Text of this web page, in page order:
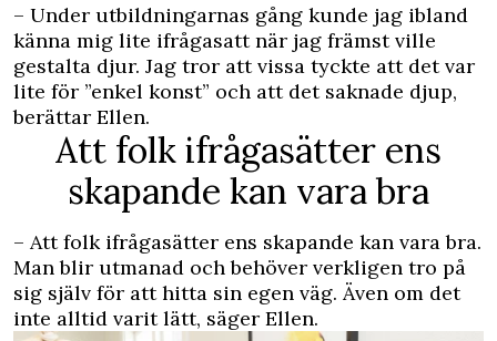
– Under utbildningarnas gång kunde jag ibland
känna mig lite ifrågasatt när jag främst ville
gestalta djur. Jag tror att vissa tyckte att det var
lite för ”enkel konst” och att det saknade djup,
berättar Ellen.
Att folk ifrågasätter ens
skapande kan vara bra
– Att folk ifrågasätter ens skapande kan vara bra.
Man blir utmanad och behöver verkligen tro på
sig själv för att hitta sin egen väg. Även om det
inte alltid varit lätt, säger Ellen.